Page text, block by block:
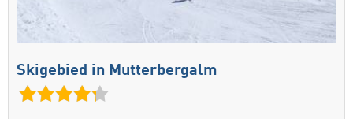
Skigebied in Mutterbergalm